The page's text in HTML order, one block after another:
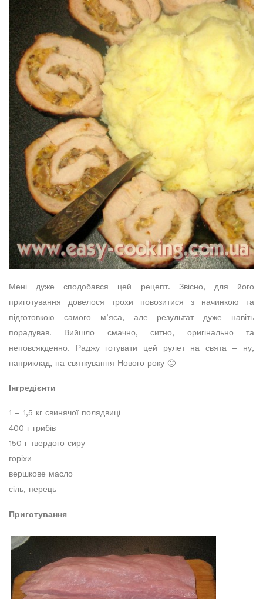
Мені дуже сподобався цей рецепт. Звісно, для його
приготування довелося трохи повозитися з начинкою та
підготовкою самого м’яса, але результат дуже навіть
порадував. Вийшло смачно, ситно, оригінально та
неповсякденно. Раджу готувати цей рулет на свята – ну,
наприклад, на святкування Нового року 🙂
Інгредієнти
1 – 1,5 кг свинячої полядвиці
400 г грибів
150 г твердого сиру
горіхи
вершкове масло
сіль, перець
Приготування